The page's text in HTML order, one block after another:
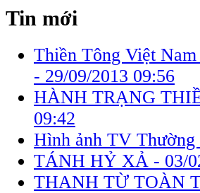
Tin mới
Thiền Tông Việt
- 29/09/2013 09:56
HÀNH TRẠNG
09:42
Hình ảnh TV Thường
TÁNH HỶ XẢ - 03/
THANH TỪ TOÀN